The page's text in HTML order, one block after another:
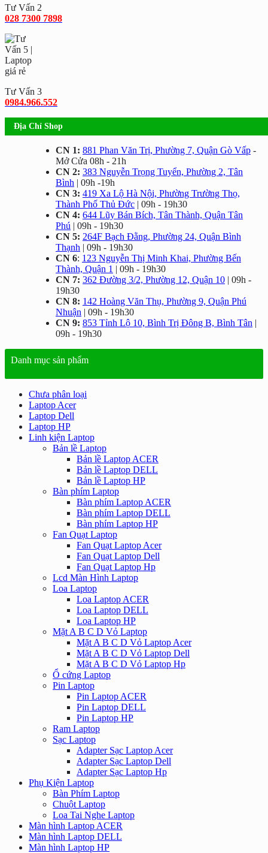
Tư Vấn 2
028 7300 7898
Tư Vấn 3
0984.966.552
Địa Chỉ Shop
CN 1: 881 Phan Văn Trị, Phường 7, Quận Gò Vấp -
Mở Cửa 08h - 21h
CN 2: 383 Nguyễn Trọng Tuyển, Phường 2, Tân
Bình | 09h -19h
CN 3: 419 Xa Lộ Hà Nội, Phường Trường Thọ,
Thành Phố Thủ Đức | 09h - 19h30
CN 4: 644 Lũy Bán Bích, Tân Thành, Quận Tân
Phú | 09h - 19h30
CN 5: 264F Bạch Đằng, Phường 24, Quận Bình
Thạnh | 09h - 19h30
CN 6: 123 Nguyễn Thị Minh Khai, Phường Bến
Thành, Quận 1 | 09h - 19h30
CN 7: 362 Đường 3/2, Phường 12, Quận 10 | 09h -
19h30
CN 8: 142 Hoàng Văn Thụ, Phường 9, Quận Phú
Nhuận | 09h - 19h30
CN 9: 853 Tỉnh Lộ 10, Bình Trị Đông B, Bình Tân |
09h - 19h30
Danh mục sản phẩm
Chưa phân loại
Laptop Acer
Laptop Dell
Laptop HP
Linh kiện Laptop
Bản lề Laptop
Bản lề Laptop ACER
Bản lề Laptop DELL
Bản lề Laptop HP
Bàn phím Laptop
Bàn phím Laptop ACER
Bàn phím Laptop DELL
Bàn phím Laptop HP
Fan Quạt Laptop
Fan Quạt Laptop Acer
Fan Quạt Laptop Dell
Fan Quạt Laptop Hp
Lcd Màn Hình Laptop
Loa Laptop
Loa Laptop ACER
Loa Laptop DELL
Loa Laptop HP
Mặt A B C D Vỏ Laptop
Mặt A B C D Vỏ Laptop Acer
Mặt A B C D Vỏ Laptop Dell
Mặt A B C D Vỏ Laptop Hp
Ổ cứng Laptop
Pin Laptop
Pin Laptop ACER
Pin Laptop DELL
Pin Laptop HP
Ram Laptop
Sạc Laptop
Adapter Sạc Laptop Acer
Adapter Sạc Laptop Dell
Adapter Sạc Laptop Hp
Phụ Kiện Laptop
Bàn Phím Laptop
Chuột Laptop
Loa Tai Nghe Laptop
Màn hình Laptop ACER
Màn hình Laptop DELL
Màn hình Laptop HP